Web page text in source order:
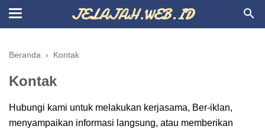
JELAJAH.WEB.ID
Beranda › Kontak
Kontak
Hubungi kami untuk melakukan kerjasama, Ber-iklan,
menyampaikan informasi langsung, atau memberikan